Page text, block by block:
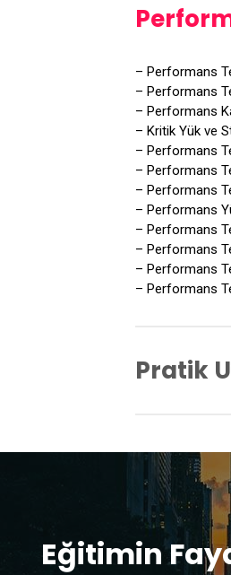
– Performans
– Performans
– Performans
– Kritik Yük ve
– Performans
– Performans
– Performans
– Performans
– Performans
– Performans
– Performans
– Performans
Pratik
– Apache
– Jenkins ile
Eğitimin